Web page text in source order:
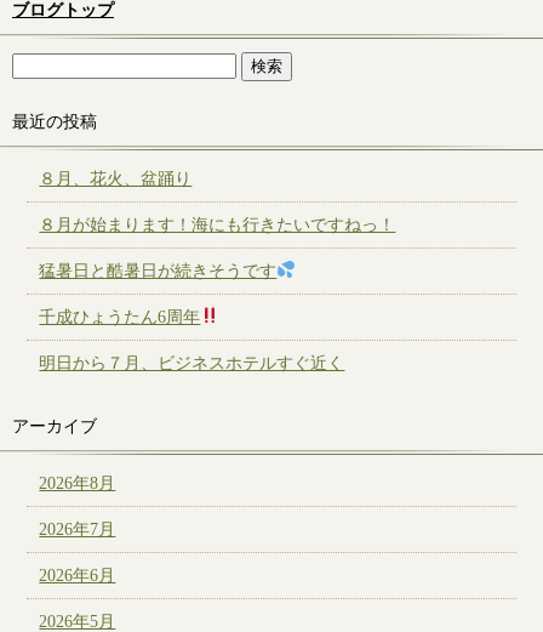
ブログトップ
最近の投稿
８月、花火、盆踊り
８月が始まります！海にも行きたいですねっ！
猛暑日と酷暑日が続きそうです
千成ひょうたん6周年
明日から７月、ビジネスホテルすぐ近く
アーカイブ
2026年8月
2026年7月
2026年6月
2026年5月